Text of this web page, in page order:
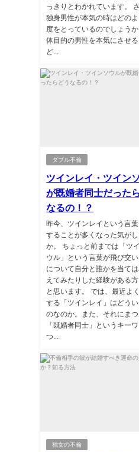
っきりとわかれています。 さ
独身男性が本気の時はどの
度をとっているのでしょう
体目的の男性を本気にさせ
ど...
ダブル不倫
ツインレイ・ツイン
が既婚者同士だった
なるの！？
昨今、ツインレイという言
することが多くなった気が
か。 ちょっと前までは「ツ
ウル」という言葉が飛び交
について自分と誰かを当て
えてみたりした経験がある
と思います。 では、最近よ
する「ツインレイ」はどうい
のなのか。また、それにま
「既婚者同士」というキー
つ...
独女の不倫